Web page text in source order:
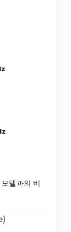
델과의 비